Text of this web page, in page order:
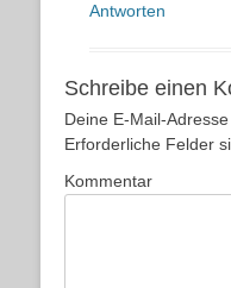
Antworten
Schreibe einen
Deine E-Mail-
Erforderliche Felder
Kommentar